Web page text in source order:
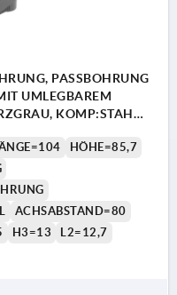
PASSBOHRUNG
UMLEGBAREM
KOMP:STAHL
HÖHE=85,7
ACHSABSTAND=80
H3=13 L2=12,7